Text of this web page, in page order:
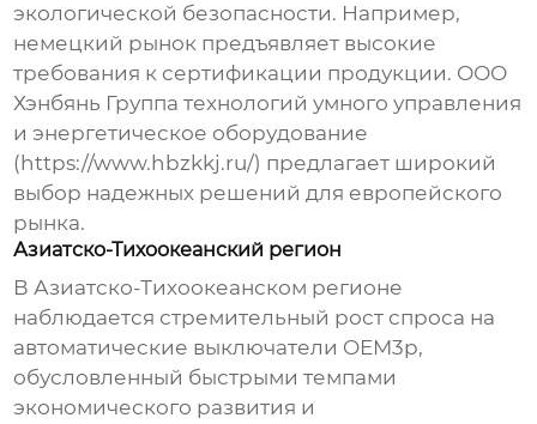
экологической безопасности. Например,
немецкий рынок предъявляет высокие
требования к сертификации продукции. ООО
Хэнбянь Группа технологий умного управления
и энергетическое оборудование
( https://www.hbzkkj.ru/) предлагает широкий
выбор надежных решений для европейского
рынка.
Азиатско-Тихоокеанский регион
В Азиатско-Тихоокеанском регионе
наблюдается стремительный рост спроса на
автоматические выключатели OEM3p,
обусловленный быстрыми темпами
экономического развития и